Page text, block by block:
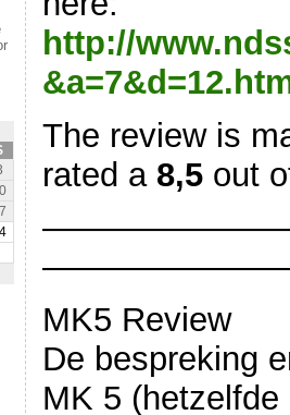
http://
The review is
rated a 8,5out
MK5 Review
De bespreking
MK 5